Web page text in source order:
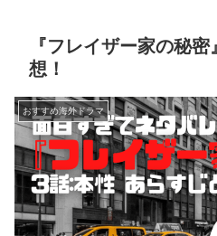
『フレイザー家の秘
想！
おすすめ海外ドラマ